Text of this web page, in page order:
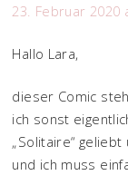
23. Februar 2020
Hallo Lara,
dieser Comic
ich sonst
„Solitaire“
und ich muss